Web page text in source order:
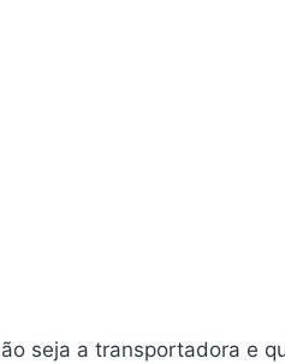
seja a transportadora e